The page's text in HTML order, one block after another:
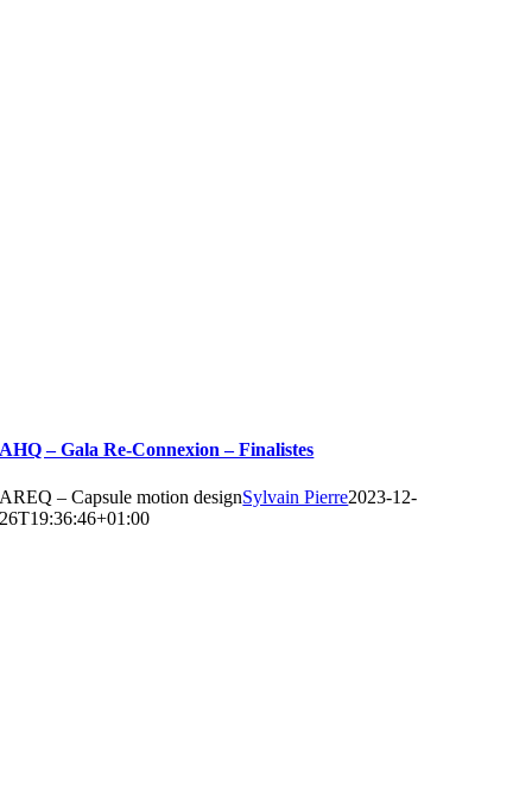
AHQ – Gala Re-Connexion – Finalistes
AREQ – Capsule motion designSylvain Pierre2023-12-
26T19:36:46+01:00